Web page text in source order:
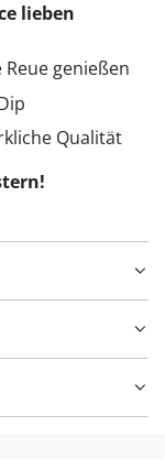
lieben
genießen
Qualität